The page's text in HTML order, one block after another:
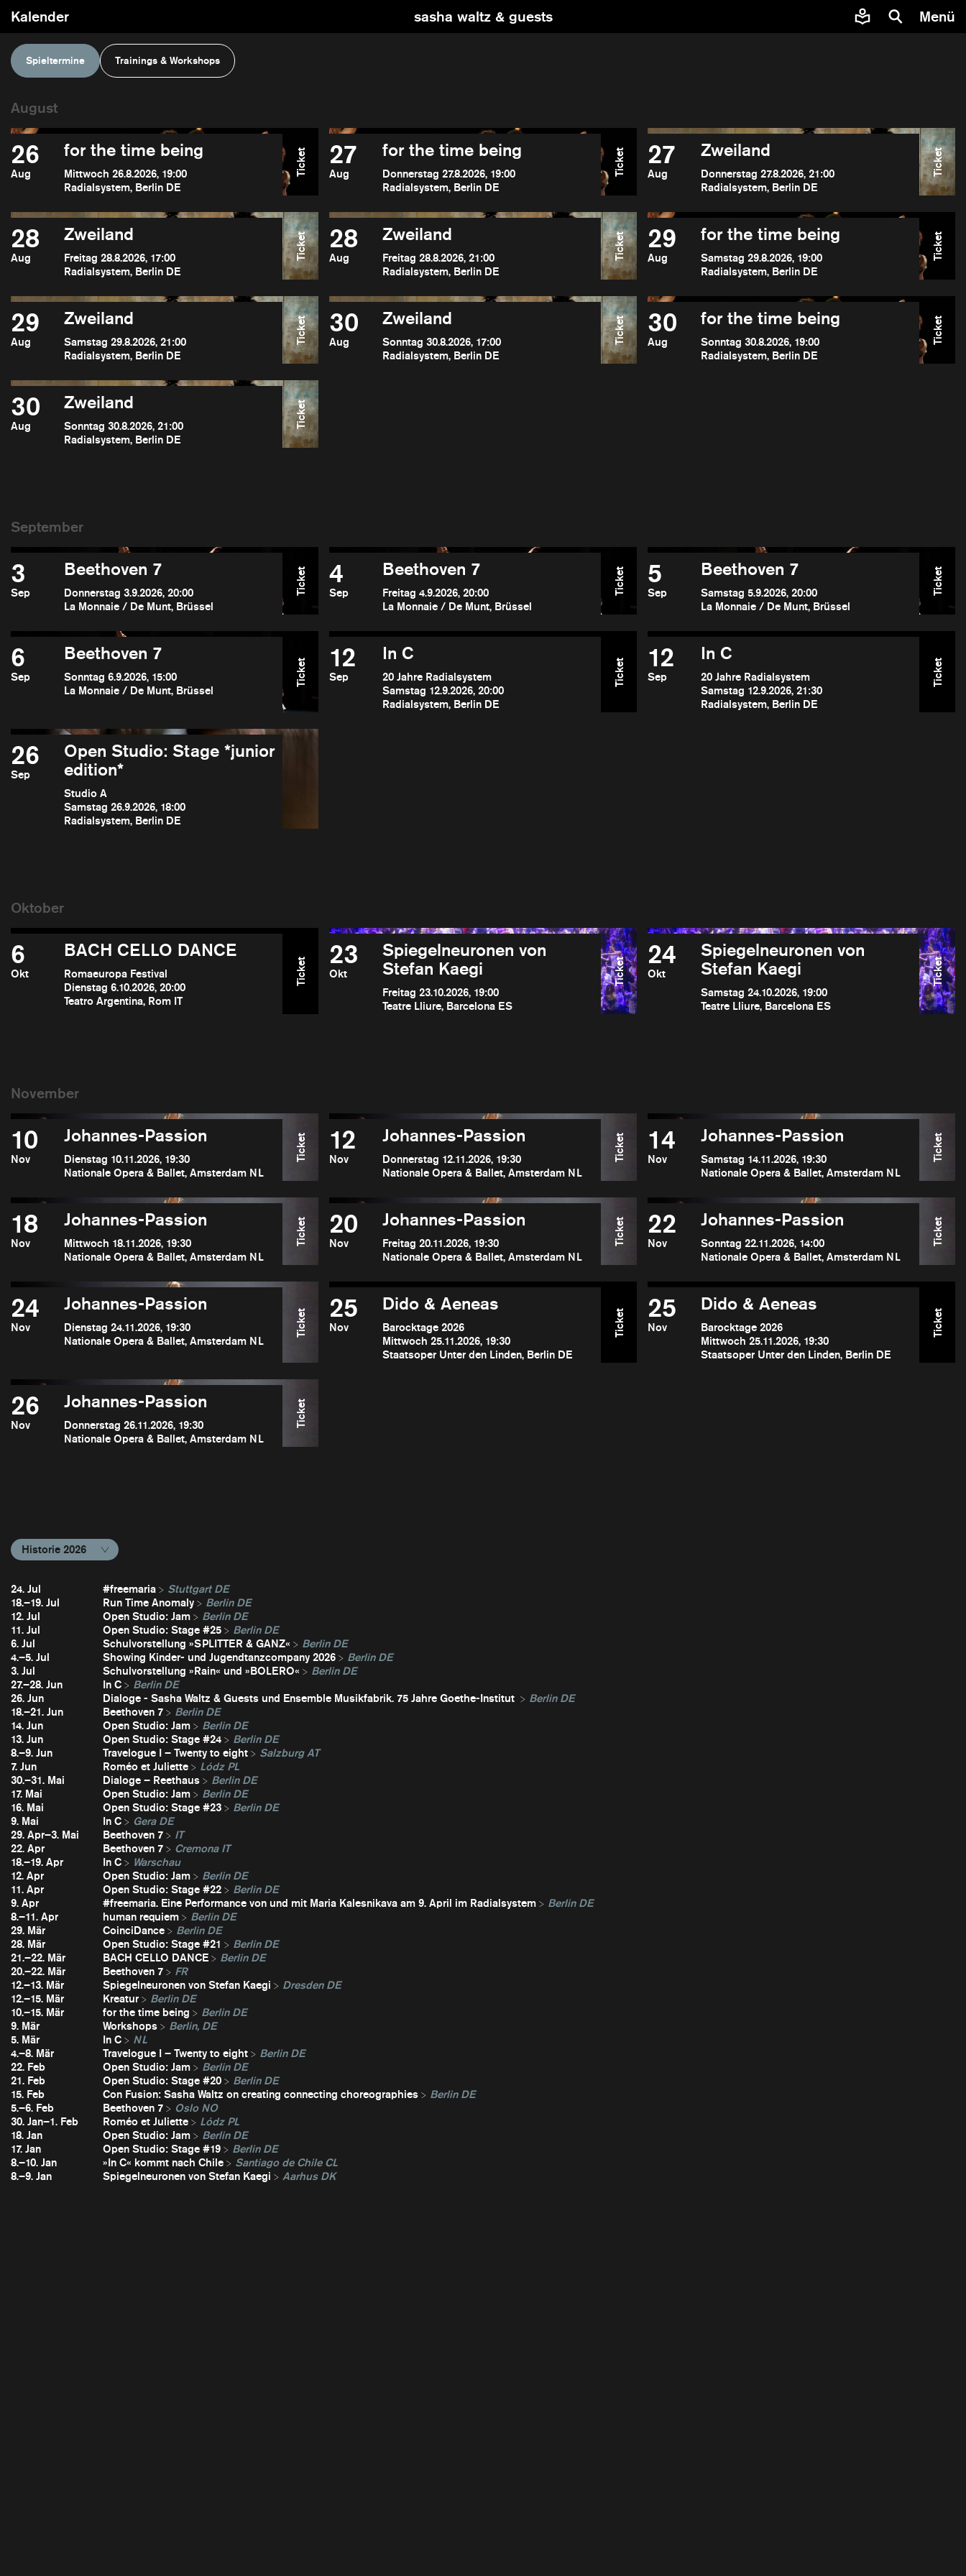
Kalender sasha waltz & guests Menü
Spieltermine Trainings & Workshops
26
Aug
for the time being
Mittwoch 26.8.2026, 19:00
Radialsystem, Berlin DE
Ticket 27
Aug
for the time being
Donnerstag 27.8.2026, 19:00
Radialsystem, Berlin DE
Ticket 27
Aug
Zweiland
Donnerstag 27.8.2026, 21:00
Radialsystem, Berlin DE
Ticket
28
Aug
Zweiland
Freitag 28.8.2026, 17:00
Radialsystem, Berlin DE
Ticket 28
Aug
Zweiland
Freitag 28.8.2026, 21:00
Radialsystem, Berlin DE
Ticket 29
Aug
for the time being
Samstag 29.8.2026, 19:00
Radialsystem, Berlin DE
Ticket
29
Aug
Zweiland
Samstag 29.8.2026, 21:00
Radialsystem, Berlin DE
Ticket 30
Aug
Zweiland
Sonntag 30.8.2026, 17:00
Radialsystem, Berlin DE
Ticket 30
Aug
for the time being
Sonntag 30.8.2026, 19:00
Radialsystem, Berlin DE
Ticket
30
Aug
Zweiland
Sonntag 30.8.2026, 21:00
Radialsystem, Berlin DE
Ticket
3
Sep
Beethoven 7
Donnerstag 3.9.2026, 20:00
La Monnaie / De Munt, Brüssel
Ticket 4
Sep
Beethoven 7
Freitag 4.9.2026, 20:00
La Monnaie / De Munt, Brüssel
Ticket 5
Sep
Beethoven 7
Samstag 5.9.2026, 20:00
La Monnaie / De Munt, Brüssel
Ticket
6
Sep
Beethoven 7
Sonntag 6.9.2026, 15:00
La Monnaie / De Munt, Brüssel
Ticket 12
Sep
In C
20 Jahre Radialsystem
Samstag 12.9.2026, 20:00
Radialsystem, Berlin DE
Ticket 12
Sep
In C
20 Jahre Radialsystem
Samstag 12.9.2026, 21:30
Radialsystem, Berlin DE
Ticket
26
Sep
Open Studio: Stage *junior
edition*
Studio A
Samstag 26.9.2026, 18:00
Radialsystem, Berlin DE
6
Okt
BACH CELLO DANCE
Romaeuropa Festival
Dienstag 6.10.2026, 20:00
Teatro Argentina, Rom IT
Ticket
23
Okt
Spiegelneuronen von
Stefan Kaegi
Freitag 23.10.2026, 19:00
Teatre Lliure, Barcelona ES
Ticket
24
Okt
Spiegelneuronen von
Stefan Kaegi
Samstag 24.10.2026, 19:00
Teatre Lliure, Barcelona ES
Ticket
10
Nov
Johannes-Passion
Dienstag 10.11.2026, 19:30
Nationale Opera & Ballet, Amsterdam NL
Ticket 12
Nov
Johannes-Passion
Donnerstag 12.11.2026, 19:30
Nationale Opera & Ballet, Amsterdam NL
Ticket 14
Nov
Johannes-Passion
Samstag 14.11.2026, 19:30
Nationale Opera & Ballet, Amsterdam NL
Ticket
18
Nov
Johannes-Passion
Mittwoch 18.11.2026, 19:30
Nationale Opera & Ballet, Amsterdam NL
Ticket 20
Nov
Johannes-Passion
Freitag 20.11.2026, 19:30
Nationale Opera & Ballet, Amsterdam NL
Ticket 22
Nov
Johannes-Passion
Sonntag 22.11.2026, 14:00
Nationale Opera & Ballet, Amsterdam NL
Ticket
24
Nov
Johannes-Passion
Dienstag 24.11.2026, 19:30
Nationale Opera & Ballet, Amsterdam NL
Ticket 25
Nov
Dido & Aeneas
Barocktage 2026
Mittwoch 25.11.2026, 19:30
Staatsoper Unter den Linden, Berlin DE
Ticket 25
Nov
Dido & Aeneas
Barocktage 2026
Mittwoch 25.11.2026, 19:30
Staatsoper Unter den Linden, Berlin DE
Ticket
26
Nov
Johannes-Passion
Donnerstag 26.11.2026, 19:30
Nationale Opera & Ballet, Amsterdam NL
Ticket
Historie 2026
24. Jul #freemaria
Stuttgart DE
18.–19. Jul
Run Time Anomaly
Berlin DE
12. Jul
Open Studio: Jam
Berlin DE
11. Jul
Open Studio: Stage #25
Berlin DE
6. Jul
Schulvorstellung »SPLITTER & GANZ«
Berlin DE
4.–5. Jul
Showing Kinder- und Jugendtanzcompany 2026
Berlin DE
3. Jul
Schulvorstellung »Rain« und »BOLERO«
Berlin DE
27.–28. Jun
In C
Berlin DE
26. Jun
Dialoge - Sasha Waltz & Guests und Ensemble Musikfabrik. 75 Jahre Goethe-Institut
Berlin DE
18.–21. Jun
Beethoven 7
Berlin DE
14. Jun
Open Studio: Jam
Berlin DE
13. Jun
Open Studio: Stage #24
Berlin DE
8.–9. Jun
Travelogue I – Twenty to eight
Salzburg AT
7. Jun
Roméo et Juliette
Lódz PL
30.–31. Mai
Dialoge – Reethaus
Berlin DE
17. Mai
Open Studio: Jam
Berlin DE
16. Mai
Open Studio: Stage #23
Berlin DE
9. Mai
In C
Gera DE
29. Apr–3. Mai
Beethoven 7
IT
22. Apr
Beethoven 7
Cremona IT
18.–19. Apr
In C
Warschau
12. Apr
Open Studio: Jam
Berlin DE
11. Apr
Open Studio: Stage #22
Berlin DE
9. Apr
#freemaria. Eine Performance von und mit Maria Kalesnikava am 9. April im Radialsystem
Berlin DE
8.–11. Apr
human requiem
Berlin DE
29. Mär
CoinciDance
Berlin DE
28. Mär
Open Studio: Stage #21
Berlin DE
21.–22. Mär
BACH CELLO DANCE
Berlin DE
20.–22. Mär
Beethoven 7
FR
12.–13. Mär
Spiegelneuronen von Stefan Kaegi
Dresden DE
12.–15. Mär
Kreatur
Berlin DE
10.–15. Mär
for the time being
Berlin DE
9. Mär
Workshops
Berlin, DE
5. Mär
In C
NL
4.–8. Mär
Travelogue I – Twenty to eight
Berlin DE
22. Feb
Open Studio: Jam
Berlin DE
21. Feb
Open Studio: Stage #20
Berlin DE
15. Feb
Con Fusion: Sasha Waltz on creating connecting choreographies
Berlin DE
5.–6. Feb
Beethoven 7
Oslo NO
30. Jan–1. Feb
Roméo et Juliette
Lódz PL
18. Jan
Open Studio: Jam
Berlin DE
17. Jan
Open Studio: Stage #19
Berlin DE
8.–10. Jan
»In C« kommt nach Chile
Santiago de Chile CL
8.–9. Jan
Spiegelneuronen von Stefan Kaegi Aarhus DK